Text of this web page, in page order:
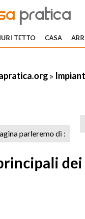
TETTO CASA
»
parleremo di :